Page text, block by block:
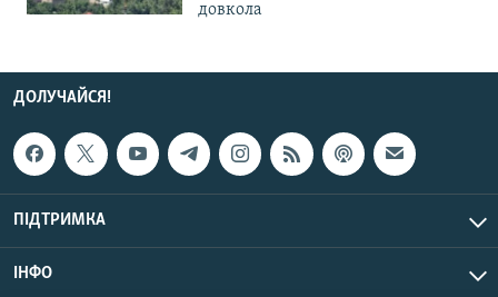
довкола
ДОЛУЧАЙСЯ!
ПІДТРИМКА
ІНФО